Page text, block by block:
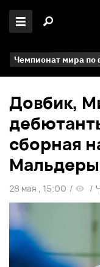
Чемпионат мира по
Довбик,
сборная
28 мая , 15:00 / /